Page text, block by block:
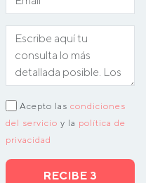
Acepto las condiciones
del servicio y la política de
privacidad
RECIBE 3